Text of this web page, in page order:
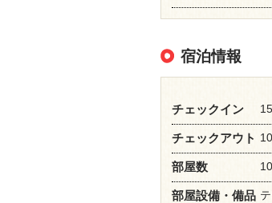
宿泊情報
チェックイン
チェックアウト
部屋数 10
部屋設備・備品